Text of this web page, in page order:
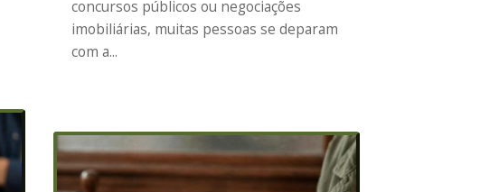
concursos públicos ou negociações
imobiliárias, muitas pessoas se deparam
com a...